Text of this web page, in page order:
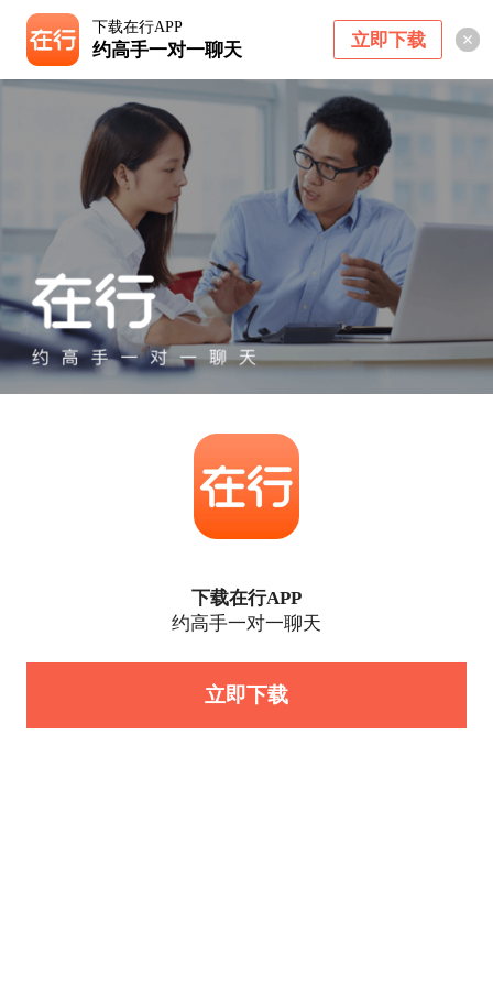
下载在行APP
约高手一对一聊天 立即下载
下载在行APP
约高手一对一聊天
立即下载